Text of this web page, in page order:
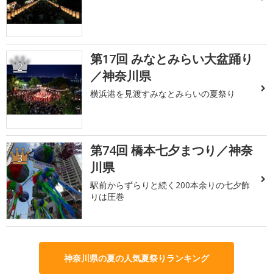
2
第17回 みなとみらい大盆踊り
／神奈川県
横浜港を見渡すみなとみらいの夏祭り
3
第74回 橋本七夕まつり／神奈
川県
駅前からずらりと続く200本余りの七夕飾
りは圧巻
神奈川県の夏の人気夏祭りランキング